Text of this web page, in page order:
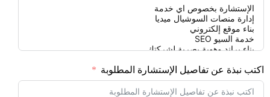
اكتب نبذة عن تفاصيل الإستشارة المطلوبة